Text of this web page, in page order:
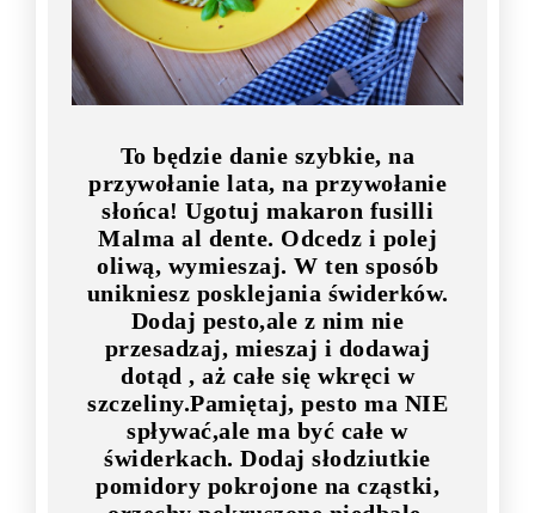
To będzie danie szybkie, na
przywołanie lata, na przywołanie
słońca! Ugotuj makaron fusilli
Malma al dente. Odcedz i polej
oliwą, wymieszaj. W ten sposób
unikniesz posklejania świderków.
Dodaj pesto,ale z nim nie
przesadzaj, mieszaj i dodawaj
dotąd , aż całe się wkręci w
szczeliny.Pamiętaj, pesto ma NIE
spływać,ale ma być całe w
świderkach. Dodaj słodziutkie
pomidory pokrojone na cząstki,